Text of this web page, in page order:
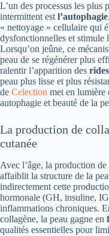
L’un des processus les plus
intermittent est l’autophagie
« nettoyage » cellulaire qui
dysfonctionnelles et stimule
Lorsqu’on jeûne, ce
peau de se régénérer plus
ralentir l’apparition des
peau plus lisse et plus
de Celection met en lumière
autophagie et beauté de la
La production de
cutanée
Avec l’âge, la production
affaiblit la structure de la
indirectement cette
hormonale (GH, insuline,
inflammations chroniques.
collagène, la peau gagne en
qualités essentielles pour